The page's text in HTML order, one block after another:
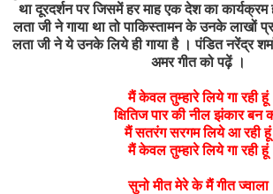
था दूरदर्शन पर जिसमें हर माह एक देश का कार्यक्रम
लता जी ने गाया था तो पाकिस्तामन के उनके लाखों
लता जी ने ये उनके लिये ही गाया है । पंडित नरेंद्र
अमर गीत को पढ़ें ।
मैं केवल तुम्हारे लिये गा रही हूं
क्षितिज पार की नील झंकार बन
मैं सतरंग सरगम लिये आ रही हूं
मैं केवल तुम्हारे लिये गा रही हूं
सुनो मीत मेरे के मैं गीत ज्वाला